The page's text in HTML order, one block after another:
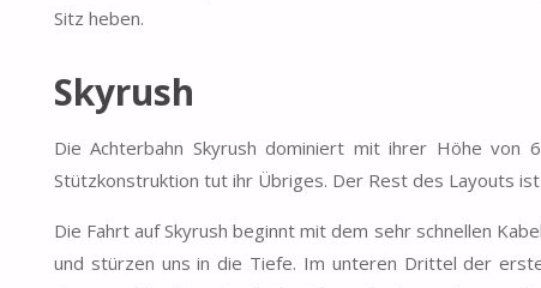
Sitz heben.
Skyrush
Die Achterbahn Skyrush dominiert mit ihrer Höhe von
Stützkonstruktion tut ihr Übriges. Der Rest des Layouts
Die Fahrt auf Skyrush beginnt mit dem sehr schnellen
und stürzen uns in die Tiefe. Im unteren Drittel der